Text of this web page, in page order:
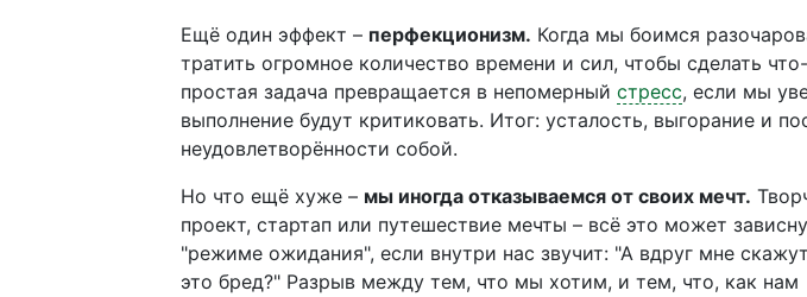
Ещё один эффект – перфекционизм. Когда мы боимся
тратить огромное количество времени и сил, чтобы сделать
простая задача превращается в непомерный стресс, если мы
выполнение будут критиковать. Итог: усталость, выгорание и
неудовлетворённости собой.
Но что ещё хуже – мы иногда отказываемся от своих мечт.
проект, стартап или путешествие мечты – всё это может
"режиме ожидания", если внутри нас звучит: "А вдруг мне
это бред?" Разрыв между тем, что мы хотим, и тем, что, как нам